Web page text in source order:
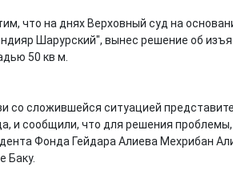
что на днях Верховный суд на
Шарурский", вынес решение об
50 кв м.
со сложившейся ситуацией
и сообщили, что для решения
Фонда Гейдара Алиева Мехрибан
Баку.